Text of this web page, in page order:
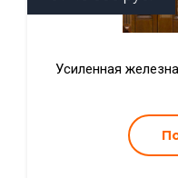
Усиленная